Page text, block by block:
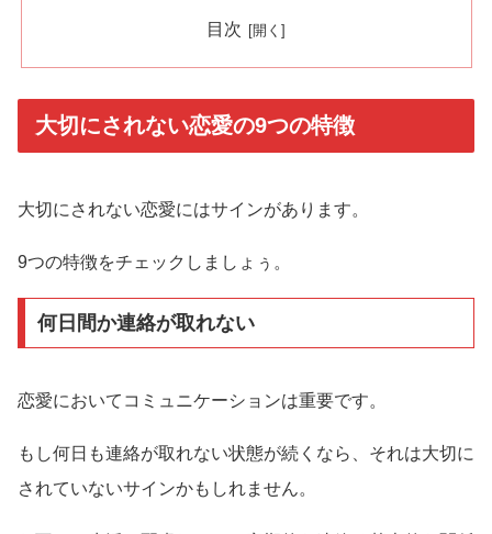
目次
大切にされない恋愛の9つの特徴
大切にされない恋愛にはサインがあります。
9つの特徴をチェックしましょぅ。
何日間か連絡が取れない
恋愛においてコミュニケーションは重要です。
もし何日も連絡が取れない状態が続くなら、それは大切に
されていないサインかもしれません。